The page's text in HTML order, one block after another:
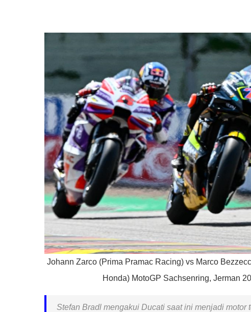
Johann Zarco (Prima Pramac Racing) vs Marco
Honda) MotoGP Sachsenring, Jerman
Stefan Bradl mengakui Ducati saat ini menjadi